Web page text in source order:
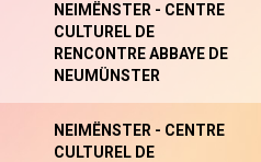
NEIMËNSTER - CENTRE
CULTUREL DE
RENCONTRE ABBAYE DE
NEUMÜNSTER
NEIMËNSTER - CENTRE
CULTUREL DE